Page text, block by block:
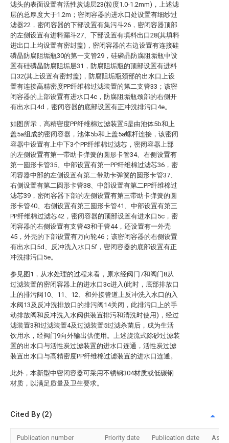
滤头的表面设置有活性炭滤层23(粒度1.0-1.2mm)，上述滤
层的总厚度大于1.2m；密闭容器的进水口处设置有细纱过
滤器22，密闭容器的下部设置有集污斗26，密闭容器顶部
的左侧设置有进料漏斗27、下部设置有填料出口28(其填料
进出口上均设置有密封盖)，密闭容器的右边设置有连接硅
磷晶防腐阻垢瓶30的第一支管29，硅磷晶防腐阻垢瓶中设
置有硅磷晶防腐阻垢层31，防腐阻垢瓶的顶部设置有进料
口32(其上设置有密封盖)，防腐阻垢瓶颈部的出水口上设
置有连接高精密度PP纤维棉过滤装置的第二支管33；该密
闭容器的上部设置有进水口4c，防腐阻垢瓶颈部的右侧开
有出水口4d，密闭容器的底部设置有正冲洗排污口4e。
如图所示，高精密度PP纤维棉过滤装置5是由池体5b和上
盖5a组成的密闭容器，池体5b和上盖5a螺杆连接，该密闭
容器中设置有上中下3个PP纤维棉过滤芯，密闭容器上部
的左侧设置有第一带助卡弹簧的圆形卡管34、右侧设置有
第一圆形卡管35、中部设置有第一PP纤维棉过滤芯36，密
闭容器中部的左侧设置有第二带助卡弹簧的圆形卡管37、
右侧设置有第二圆形卡管38、中部设置有第二PP纤维棉过
滤芯39，密闭容器下部的左侧设置有第三带助卡弹簧的圆
形卡管40、右侧设置有第三圆形卡管41、中部设置有第三
PP纤维棉过滤芯42，密闭容器的顶部设置有进水口5c，密
闭容器的右侧设置有支管43和干管44，还设置有一外壳
45，外壳的下部设置有万向轮46；该密闭容器的右侧设置
有出水口5d、反冲洗入水口5f，密闭容器的底部设置有正
冲洗排污口5e。
参见图1，从水处理的过程来看，原水经阀门7和阀门8从
过滤装置的密闭容器上的进水口3c进入(此时，底部排放口
上的排污阀10、11、12、和外接管道上反冲洗入水口的入
水阀13及反冲洗排放口的排污阀14关闭，此排污口上的手
动排放阀和反冲洗入水阀供装置排污和清洗时使用)，经过
滤装置3和过滤装置4及过滤装置5过滤杀菌后，成为生活
饮用水，经阀门9向外输出供使用。上述旋流式除砂过滤装
置的出水口与活性炭过滤装置的进水口连通，活性炭过滤
装置出水口与高精密度PP纤维棉过滤装置的进水口连通。
此外，本新型中密闭容器可采用不锈钢304材质或低碳钢
材质，以满足质量及卫生要求。
Cited By (2)
Publication number Priority date Publication date